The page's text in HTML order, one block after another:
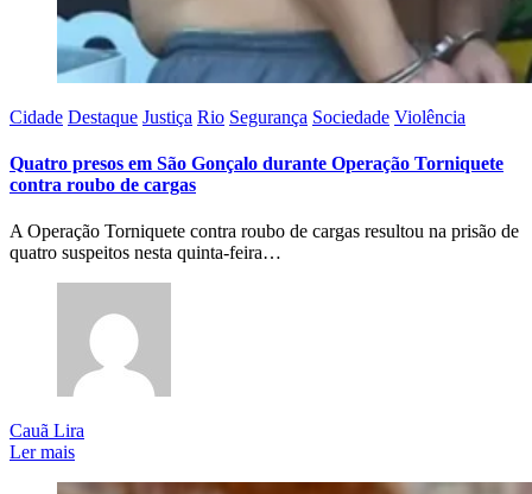
Cidade Destaque Justiça Rio Segurança Sociedade Violência
Quatro presos em São Gonçalo durante Operação Torniquete
contra roubo de cargas
A Operação Torniquete contra roubo de cargas resultou na prisão de
quatro suspeitos nesta quinta-feira…
Cauã Lira
Ler mais